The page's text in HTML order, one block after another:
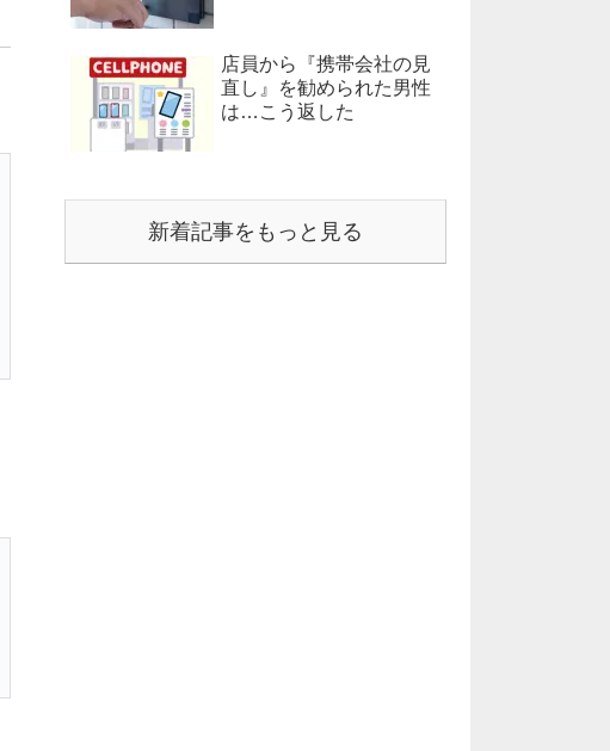
店員から『携帯会社の見
直し』を勧められた男性
は…こう返した
新着記事をもっと見る